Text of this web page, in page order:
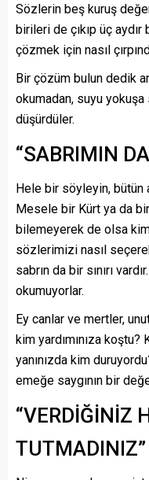
Sözlerin beş kuruş
birileri de çıkıp üç
çözmek için nasıl
Bir çözüm bulun dedik
okumadan, suyu
düşürdüler.
“SABRIMIN
Hele bir söyleyin, bütün
Mesele bir Kürt ya da
bilemeyerek de olsa
sözlerimizi nasıl
sabrın da bir sınırı
okumuyorlar.
Ey canlar ve mertler,
kim yardımınıza
yanınızda kim
emeğe saygının bir
“VERDİĞİNİZ
TUTMADINIZ”